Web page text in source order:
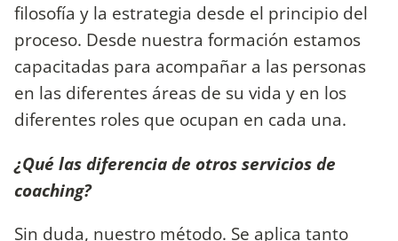
filosofía y la estrategia desde el principio del
proceso. Desde nuestra formación estamos
capacitadas para acompañar a las personas
en las diferentes áreas de su vida y en los
diferentes roles que ocupan en cada una.
¿Qué las diferencia de otros servicios de
coaching?
Sin duda, nuestro método. Se aplica tanto